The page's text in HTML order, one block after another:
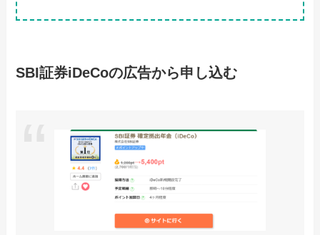
SBI証券iDeCoの広告から申し込む